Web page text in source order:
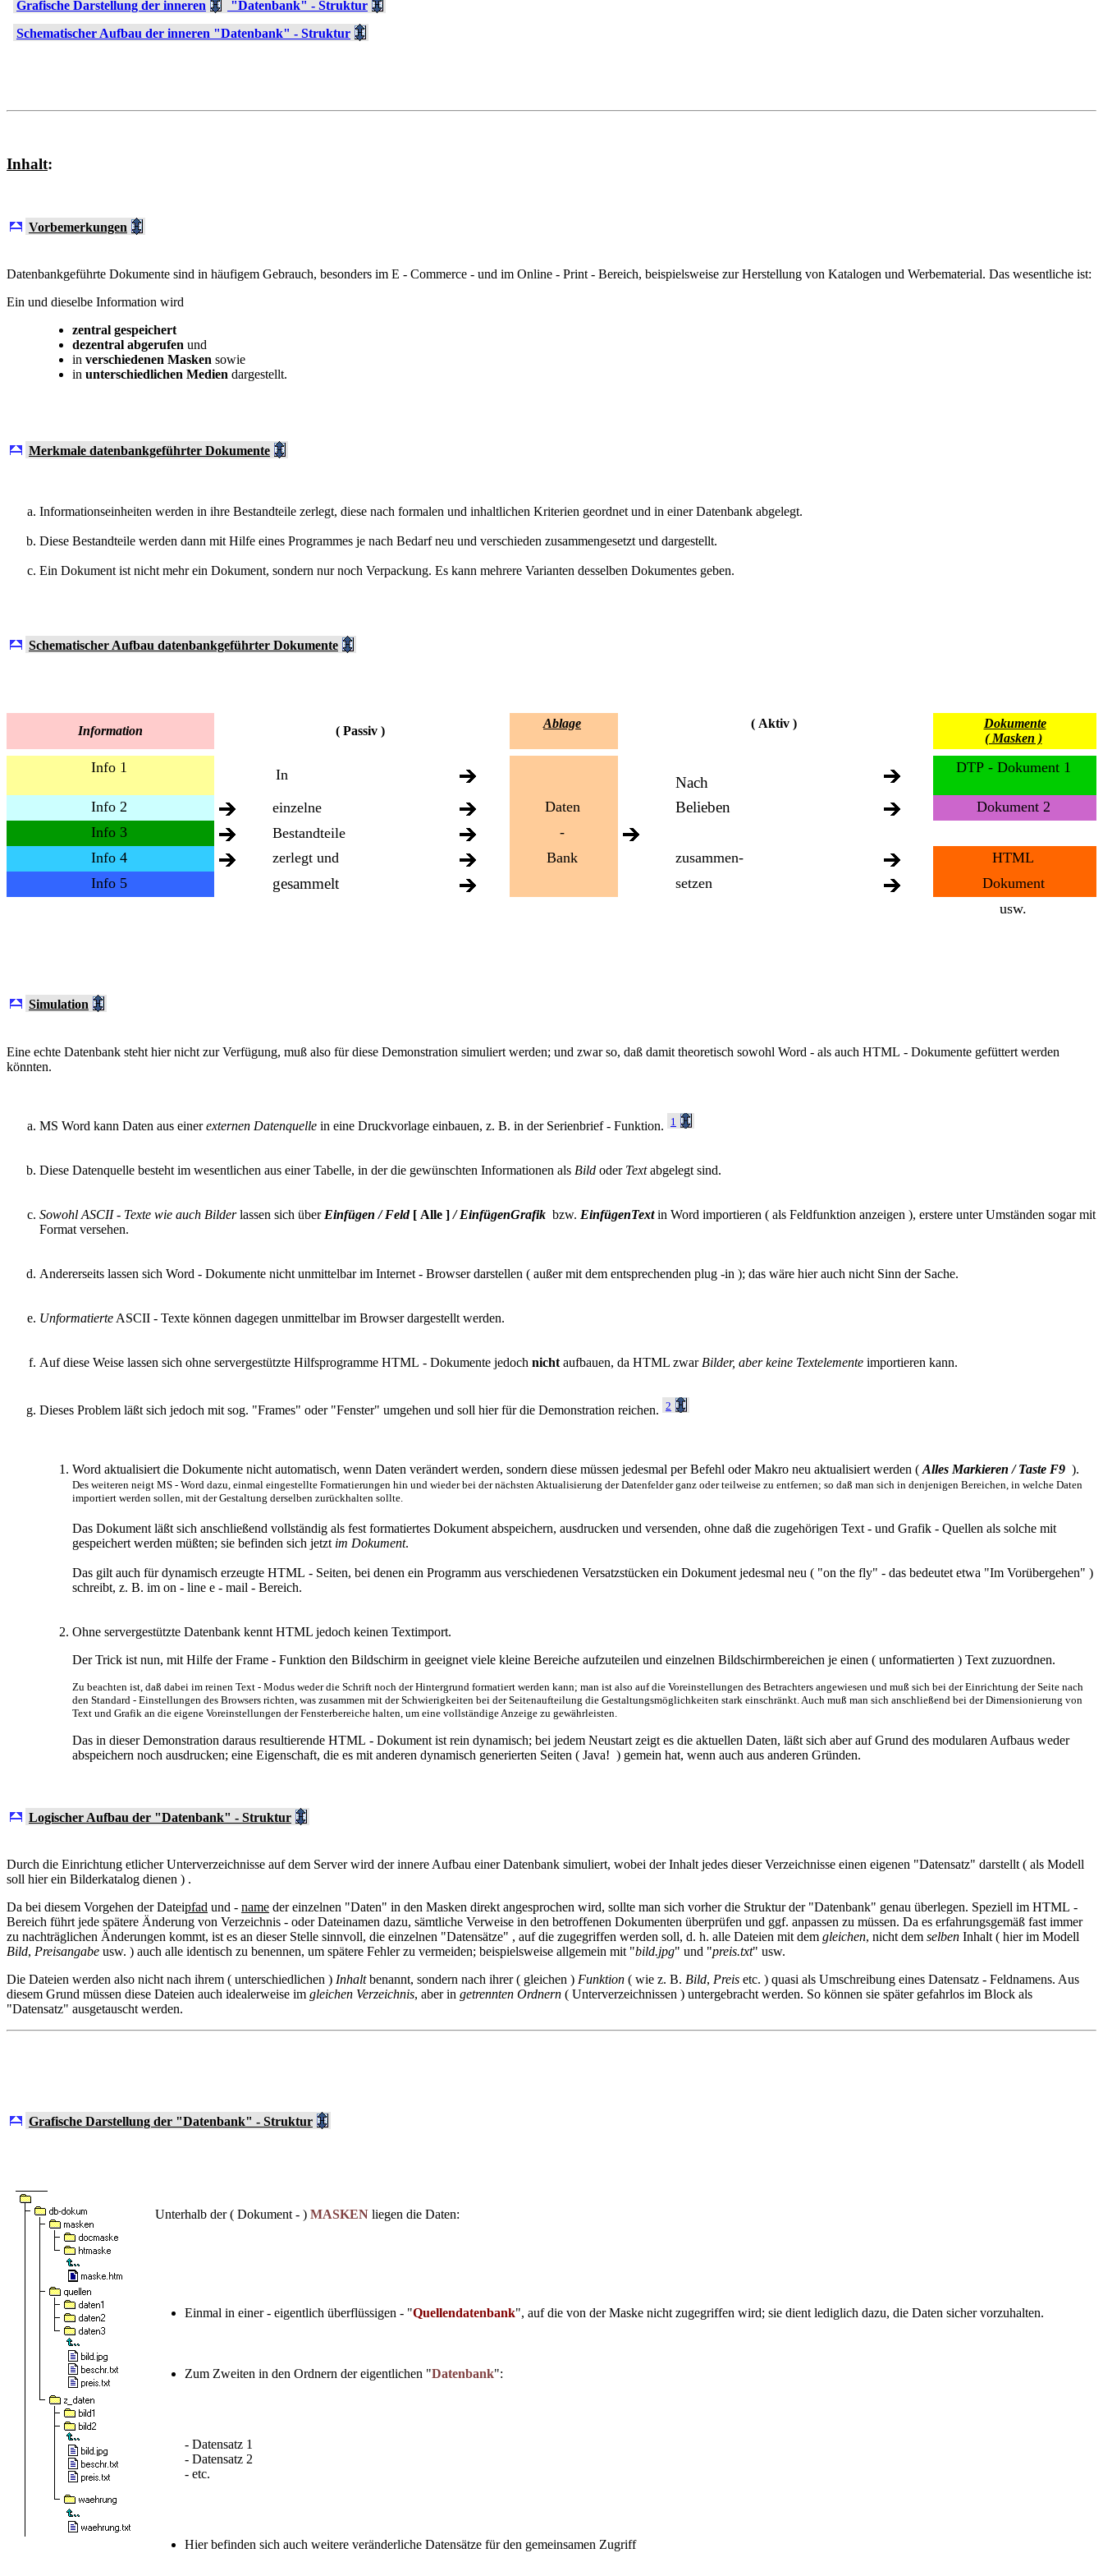
Grafische Darstellung der inneren
"Datenbank" - Struktur
Schematischer Aufbau der inneren "Datenbank" - Struktur
Inhalt:
Vorbemerkungen
Datenbankgeführte Dokumente sind in häufigem Gebrauch, besonders im E - Commerce - und im Online - Print - Bereich, beispielsweise zur Herstellung von Katalogen und Werbematerial. Das wesentliche ist:
Ein und dieselbe Information wird
zentral gespeichert
dezentral abgerufen und
in verschiedenen Masken sowie
in unterschiedlichen Medien dargestellt.
Merkmale datenbankgeführter Dokumente
Informationseinheiten werden in ihre Bestandteile zerlegt, diese nach formalen und inhaltlichen Kriterien geordnet und in einer Datenbank abgelegt.
Diese Bestandteile werden dann mit Hilfe eines Programmes je nach Bedarf neu und verschieden zusammengesetzt und dargestellt.
Ein Dokument ist nicht mehr ein Dokument, sondern nur noch Verpackung. Es kann mehrere Varianten desselben Dokumentes geben.
Schematischer Aufbau datenbankgeführter Dokumente
Information ( Passiv )
Ablage ( Aktiv )
Dokumente
( Masken )
Info 1 In Nach
DTP - Dokument 1
Info 2 einzelne Daten Belieben
Dokument 2
Info 3
Bestandteile
-
Info 4
zerlegt und Bank zusammen-
HTML
Info 5
gesammelt setzen
Dokument
usw.
Simulation
Eine echte Datenbank steht hier nicht zur Verfügung, muß also für diese Demonstration simuliert werden; und zwar so, daß damit theoretisch sowohl Word - als auch HTML - Dokumente gefüttert werden
könnten.
MS Word kann Daten aus einerexternen Datenquelle in eine Druckvorlage einbauen, z. B. in der Serienbrief - Funktion. 1
Diese Datenquelle besteht im wesentlichen aus einer Tabelle, in der die gewünschten Informationen als Bild oder Textabgelegt sind.
Sowohl ASCII - Texte wie auch Bilderlassen sich über Einfügen / Feld [ Alle ]/ EinfügenGrafik bzw. EinfügenTextin Word importieren ( als Feldfunktion anzeigen ), erstere unter Umständen sogar mit
Format versehen.
Andererseits lassen sich Word - Dokumente nicht unmittelbar im Internet - Browser darstellen ( außer mit dem entsprechenden plug -in ); das wäre hier auch nicht Sinn der Sache.
Unformatierte ASCII - Texte können dagegen unmittelbar im Browser dargestellt werden.
Auf diese Weise lassen sich ohne servergestützte Hilfsprogramme HTML - Dokumente jedoch nicht aufbauen, da HTML zwar Bilder, aber keine Textelemente importieren kann.
Dieses Problem läßt sich jedoch mit sog. "Frames" oder "Fenster" umgehen und soll hier für die Demonstration reichen. 2
Word aktualisiert die Dokumente nicht automatisch, wenn Daten verändert werden, sondern diese müssen jedesmal per Befehl oder Makro neu aktualisiert werden ( Alles Markieren / Taste F9 ).
Des weiteren neigt MS - Word dazu, einmal eingestellte Formatierungen hin und wieder bei der nächsten Aktualisierung der Datenfelder ganz oder teilweise zu entfernen; so daß man sich in denjenigen Bereichen, in welche Daten
importiert werden sollen, mit der Gestaltung derselben zurückhalten sollte.
Das Dokument läßt sich anschließend vollständig als fest formatiertes Dokument abspeichern, ausdrucken und versenden, ohne daß die zugehörigen Text - und Grafik - Quellen als solche mit
gespeichert werden müßten; sie befinden sich jetzt im Dokument.
Das gilt auch für dynamisch erzeugte HTML - Seiten, bei denen ein Programm aus verschiedenen Versatzstücken ein Dokument jedesmal neu ( "on the fly" - das bedeutet etwa "Im Vorübergehen" )
schreibt, z. B. im on - line e - mail - Bereich.
Ohne servergestützte Datenbank kennt HTML jedoch keinen Textimport.
Der Trick ist nun, mit Hilfe der Frame - Funktion den Bildschirm in geeignet viele kleine Bereiche aufzuteilen und einzelnen Bildschirmbereichen je einen ( unformatierten ) Text zuzuordnen.
Zu beachten ist, daß dabei im reinen Text - Modus weder die Schrift noch der Hintergrund formatiert werden kann; man ist also auf die Voreinstellungen des Betrachters angewiesen und muß sich bei der Einrichtung der Seite nach
den Standard - Einstellungen des Browsers richten, was zusammen mit der Schwierigkeiten bei der Seitenaufteilung die Gestaltungsmöglichkeiten stark einschränkt. Auch muß man sich anschließend bei der Dimensionierung von
Text und Grafik an die eigene Voreinstellungen der Fensterbereiche halten, um eine vollständige Anzeige zu gewährleisten.
Das in dieser Demonstration daraus resultierende HTML - Dokument ist rein dynamisch; bei jedem Neustart zeigt es die aktuellen Daten, läßt sich aber auf Grund des modularen Aufbaus weder
abspeichern noch ausdrucken; eine Eigenschaft, die es mit anderen dynamisch generierten Seiten ( Java! ) gemein hat, wenn auch aus anderen Gründen.
Logischer Aufbau der "Datenbank" - Struktur
Durch die Einrichtung etlicher Unterverzeichnisse auf dem Server wird der innere Aufbau einer Datenbank simuliert, wobei der Inhalt jedes dieser Verzeichnisse einen eigenen "Datensatz" darstellt ( als Modell
soll hier ein Bilderkatalog dienen ) .
Da bei diesem Vorgehen der Dateipfad und - name der einzelnen "Daten" in den Masken direkt angesprochen wird, sollte man sich vorher die Struktur der "Datenbank" genau überlegen. Speziell im HTML -
Bereich führt jede spätere Änderung von Verzeichnis - oder Dateinamen dazu, sämtliche Verweise in den betroffenen Dokumenten überprüfen und ggf. anpassen zu müssen. Da es erfahrungsgemäß fast immer
zu nachträglichen Änderungen kommt, ist es an dieser Stelle sinnvoll, die einzelnen "Datensätze" , auf die zugegriffen werden soll, d. h. alle Dateien mit dem gleichen, nicht dem selben Inhalt ( hier im Modell
Bild, Preisangabe usw. ) auch alle identisch zu benennen, um spätere Fehler zu vermeiden; beispielsweise allgemein mit "bild.jpg" und "preis.txt" usw.
Die Dateien werden also nicht nach ihrem ( unterschiedlichen ) Inhaltbenannt, sondern nach ihrer ( gleichen ) Funktion ( wie z. B. Bild, Preis etc. ) quasi als Umschreibung eines Datensatz - Feldnamens. Aus
diesem Grund müssen diese Dateien auch idealerweise im gleichen Verzeichnis, aber in getrennten Ordnern ( Unterverzeichnissen ) untergebracht werden. So können sie später gefahrlos im Block als
"Datensatz" ausgetauscht werden.
Grafische Darstellung der "Datenbank" - Struktur
Unterhalb der ( Dokument - ) MASKEN liegen die Daten:
Einmal in einer - eigentlich überflüssigen - "Quellendatenbank", auf die von der Maske nicht zugegriffen wird; sie dient lediglich dazu, die Daten sicher vorzuhalten.
Zum Zweiten in den Ordnern der eigentlichen "Datenbank":
- Datensatz 1
- Datensatz 2
- etc.
Hier befinden sich auch weitere veränderliche Datensätze für den gemeinsamen Zugriff